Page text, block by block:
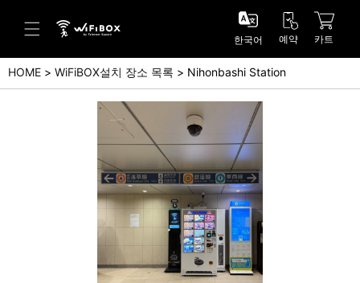
도움말/문의
고객 센터 (Japanese)
고객 센터 (English)
문의 (Japanse)
문의 (English)
한국어 예약 카트
HOME WiFiBOX설치 장소 목록 Nihonbashi Station